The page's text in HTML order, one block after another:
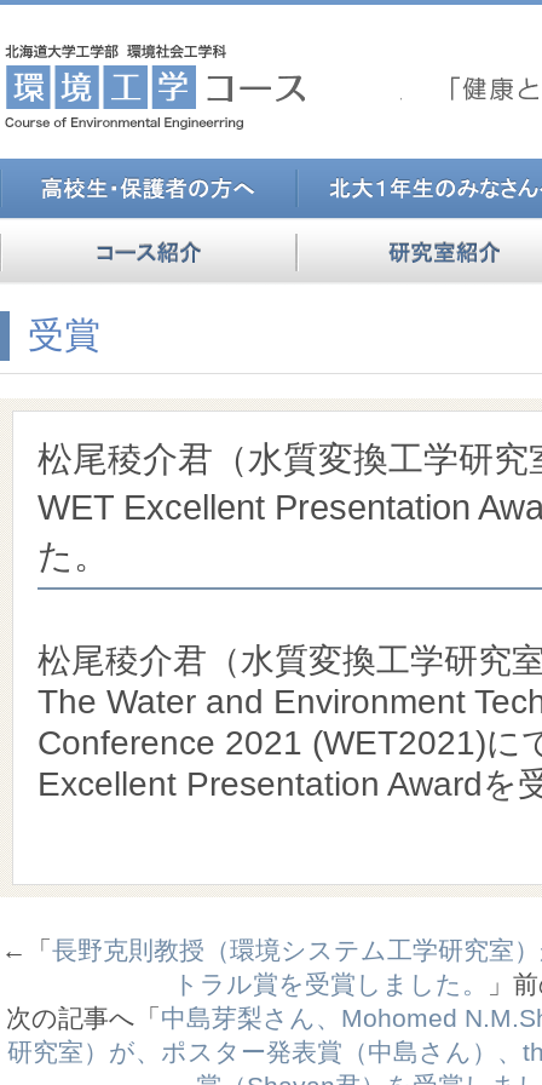
受賞
松尾稜介君（水質変換工学研究
WET Excellent Presentation
た。
松尾稜介君（水質変換工学研究
The Water and Environment
Conference 2021 (WET2021)に
Excellent Presentation Awardを
←「 長野克則教授（環境システム工学研究室
トラル賞を受賞しました。
」
次の記事へ「 中島芽梨さん、Mohomed
研究室）が、ポスター発表賞（中島さん）、